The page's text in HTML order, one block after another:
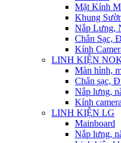
Mặt Kính
Khung
Nắp Lưng,
Chân Sạc,
Kính
LINH KIỆN
Màn hình,
Chân sạc,
Nắp lưng,
Kính
LINH KIỆN LG
Mainboard
Nắp lưng,